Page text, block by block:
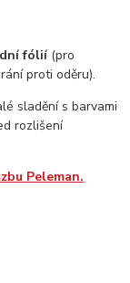
fólií (pro
proti oděru).
sladění s barvami
rozlišení
Peleman.